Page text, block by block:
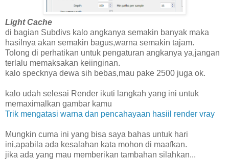
Light Cache
di bagian Subdivs kalo angkanya semakin banyak maka
hasilnya akan semakin bagus,warna semakin tajam.
Tolong di perhatikan untuk pengaturan angkanya ya,jangan
terlalu memaksakan keiinginan.
kalo specknya dewa sih bebas,mau pake 2500 juga ok.
kalo udah selesai Render ikuti langkah yang ini untuk
memaximalkan gambar kamu
Trik mengatasi warna dan pencahayaan hasiil render vray
Mungkin cuma ini yang bisa saya bahas untuk hari
ini,apabila ada kesalahan kata mohon di maafkan.
jika ada yang mau memberikan tambahan silahkan...